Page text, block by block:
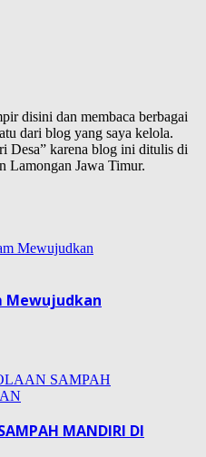
disini dan membaca berbagai
dari blog yang saya kelola.
Desa” karena blog ini ditulis di
Lamongan Jawa Timur.
Mewujudkan
MANDIRI DI